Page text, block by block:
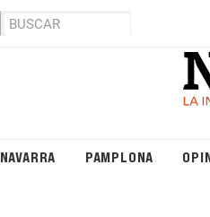
NAVARRA PAMPLONA